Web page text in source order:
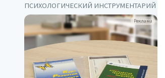
ПСИХОЛОГИЧЕСКИЙ ИНСТРУМЕНТАРИЙ
Реклама